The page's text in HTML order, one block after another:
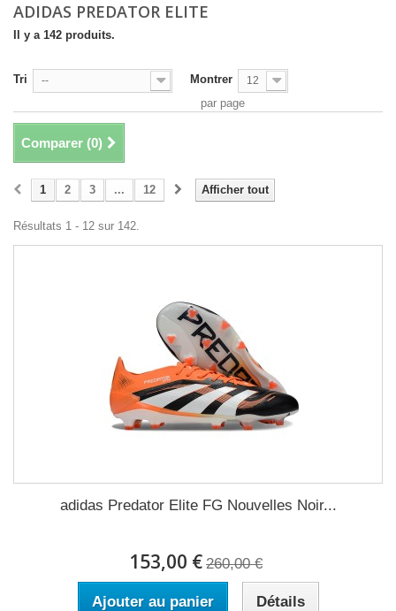
ADIDAS PREDATOR ELITE
Il y a 142 produits.
Tri -- Montrer 12
par page
Comparer (0)
Afficher tout
1 2 3 ... 12
Résultats 1 - 12 sur 142.
adidas Predator Elite FG Nouvelles Noir...
153,00 € 260,00 €
Ajouter au panier Détails